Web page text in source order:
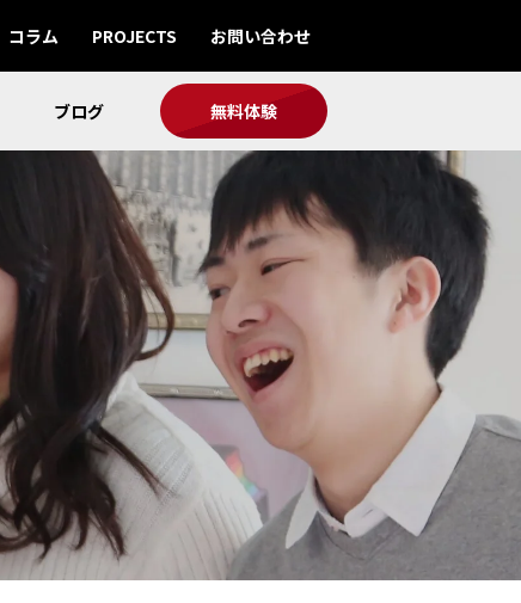
コラム PROJECTS お問い合わせ
ブログ 無料体験